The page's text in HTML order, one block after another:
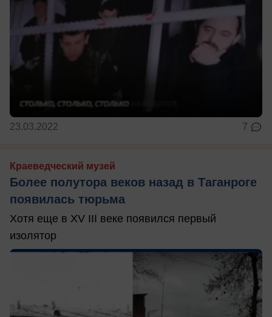
23.03.2022 7
Краеведческий музей
Более полутора веков назад в Таганроге
появилась тюрьма
Хотя еще в XV III веке появился первый
изолятор